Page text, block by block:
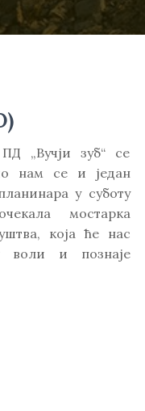
„Вучји зуб“ се
нам се и један
у суботу
мостарка
која ће нас
воли и познаје